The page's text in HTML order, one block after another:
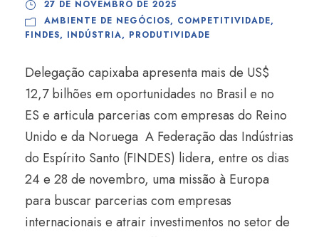
27 DE NOVEMBRO DE 2025
AMBIENTE DE NEGÓCIOS, COMPETITIVIDADE,
FINDES, INDÚSTRIA, PRODUTIVIDADE
Delegação capixaba apresenta mais de US$
12,7 bilhões em oportunidades no Brasil e no
ES e articula parcerias com empresas do Reino
Unido e da Noruega A Federação das Indústrias
do Espírito Santo (FINDES) lidera, entre os dias
24 e 28 de novembro, uma missão à Europa
para buscar parcerias com empresas
internacionais e atrair investimentos no setor de